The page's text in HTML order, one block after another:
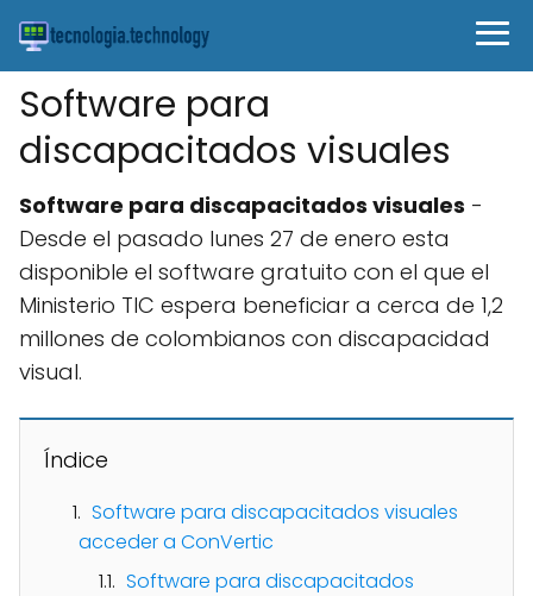
Software para
discapacitados visuales
Software para discapacitados visuales -
Desde el pasado lunes 27 de enero esta
disponible el software gratuito con el que el
Ministerio TIC espera beneficiar a cerca de 1,2
millones de colombianos con discapacidad
visual.
Índice
Software para discapacitados visuales
acceder a ConVertic
Software para discapacitados